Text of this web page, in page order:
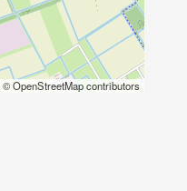
© OpenStreetMap contributors